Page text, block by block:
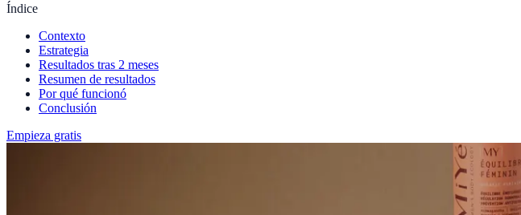
Índice
Contexto
Estrategia
Resultados tras 2 meses
Resumen de resultados
Por qué funcionó
Conclusión
Empieza gratis